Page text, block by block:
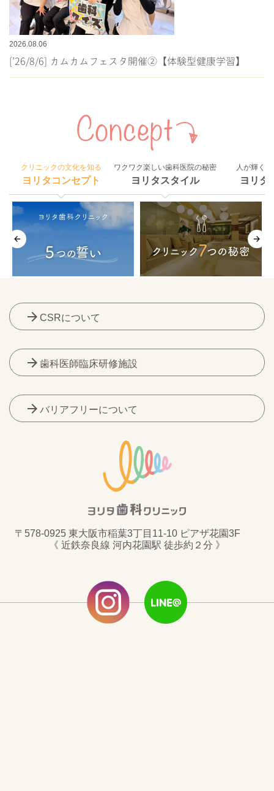
2026.08.06
[’26/8/6] カムカムフェスタ開催②【体験型健康学習】
クリニックの文化を知る
ヨリタコンセプト
ワクワク楽しい歯科医院の秘密
ヨリタスタイル
人が輝く
ヨリタ
arrow_forward CSRについて
arrow_forward 歯科医師臨床研修施設
arrow_forward バリアフリーについて
〒578-0925 東大阪市稲葉3丁目11-10 ピアザ花園3F
《 近鉄奈良線 河内花園駅 徒歩約２分 》